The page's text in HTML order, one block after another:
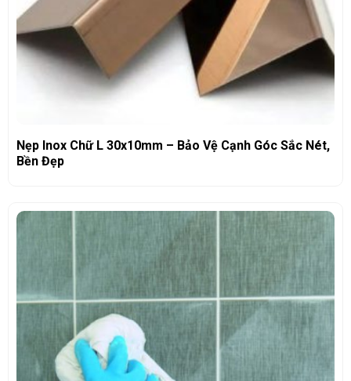
Nẹp Inox Chữ L 30x10mm – Bảo Vệ Cạnh Góc Sắc Nét,
Bền Đẹp